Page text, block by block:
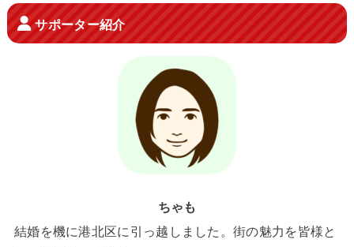
サポーター紹介
ちゃも
結婚を機に港北区に引っ越しました。街の魅力を皆様と